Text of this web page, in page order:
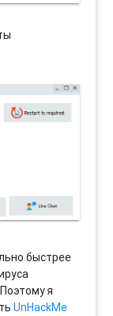
быстрее
я
UnHackMe